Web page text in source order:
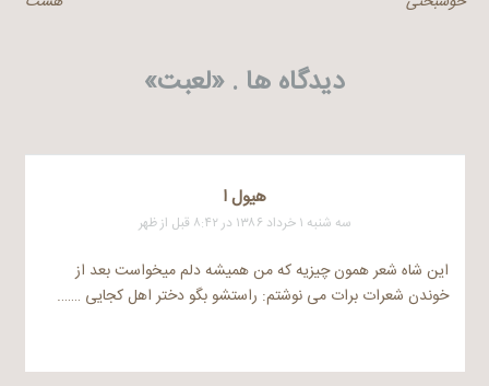
دیدگاه ها . «لعبت»
هيول ا
سه شنبه ۱ خرداد ۱۳۸۶ در ۸:۴۲ قبل از ظهر
این شاه شعر همون چیزیه که من همیشه دلم میخواست بعد از
خوندن شعرات برات می نوشتم: راستشو بگو دختر اهل کجایی …….